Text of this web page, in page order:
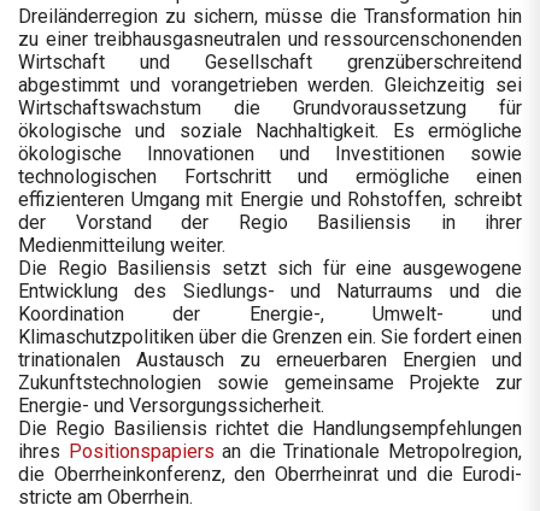
Dreiländerregion zu sichern, müsse die Transformation hin
zu einer treibhausgasneutralen und ressourcenschonenden
Wirtschaft und Gesellschaft grenzüberschreitend
abgestimmt und vorangetrieben werden. Gleichzeitig sei
Wirtschaftswachstum die Grundvoraussetzung für
ökologische und soziale Nachhaltigkeit. Es ermögliche
ökologische Innovationen und Investitionen sowie
technologischen Fortschritt und ermögliche einen
effizienteren Umgang mit Energie und Rohstoffen, schreibt
der Vorstand der Regio Basiliensis in ihrer
Medienmitteilung weiter.
Die Regio Basiliensis setzt sich für eine ausgewogene
Entwicklung des Siedlungs- und Naturraums und die
Koordination der Energie-, Umwelt- und
Klimaschutzpolitiken über die Grenzen ein. Sie fordert einen
trinationalen Austausch zu erneuerbaren Energien und
Zukunftstechnologien sowie gemeinsame Projekte zur
Energie- und Versorgungssicherheit.
Die Regio Basiliensis richtet die Handlungsempfehlungen
ihres Positionspapiers an die Trinationale Metropolregion,
die Oberrheinkonferenz, den Oberrheinrat und die Eurodi-
stricte am Oberrhein.